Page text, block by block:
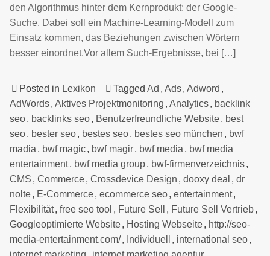
den Algorithmus hinter dem Kernprodukt: der Google-
Suche. Dabei soll ein Machine-Learning-Modell zum
Einsatz kommen, das Beziehungen zwischen Wörtern
besser einordnet.Vor allem Such-Ergebnisse, bei […]
Posted in Lexikon Tagged Ad , Ads, Adword ,
AdWords, Aktives Projektmonitoring , Analytics, backlink
seo, backlinks seo, Benutzerfreundliche Website, best
seo, bester seo, bestes seo, bestes seo münchen , bwf
madia , bwf magic, bwf magir, bwf media , bwf media
entertainment, bwf media group, bwf-firmenverzeichnis,
CMS , Commerce, Crossdevice Design , dooxy deal , dr
nolte, E-Commerce, ecommerce seo, entertainment,
Flexibilität, free seo tool , Future Sell , Future Sell Vertrieb,
Googleoptimierte Website, Hosting Webseite, http://seo-
media-entertainment.com/, Individuell , international seo,